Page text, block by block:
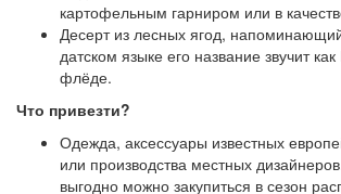
картофельным гарниром или в
Десерт из лесных ягод,
датском языке его название звучит
флёде.
Что привезти?
Одежда, аксессуары известных
или производства местных
выгодно можно закупиться в сезон